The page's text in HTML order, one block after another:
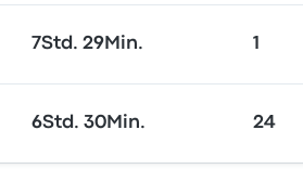
7Std. 29Min. 1
6Std. 30Min. 24